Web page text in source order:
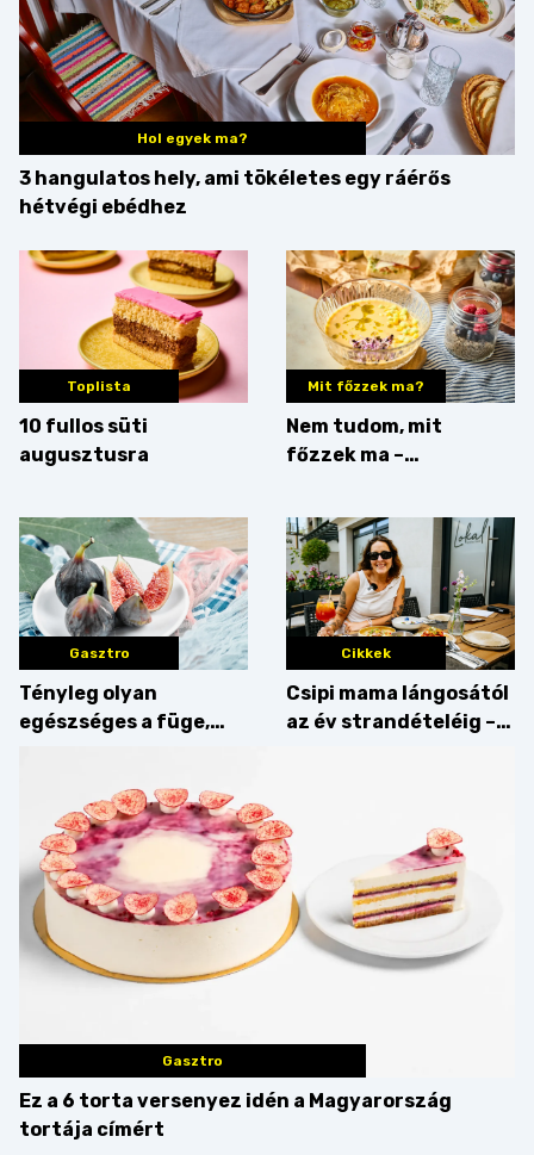
Hol egyek ma?
3 hangulatos hely, ami tökéletes egy ráérős
hétvégi ebédhez
Toplista
10 fullos süti
augusztusra
Mit főzzek ma?
Nem tudom, mit
főzzek ma –
Gasztro
Tényleg olyan
egészséges a füge,
Cikkek
Csipi mama lángosától
az év strandételéig –
Gasztro
Ez a 6 torta versenyez idén a Magyarország
tortája címért